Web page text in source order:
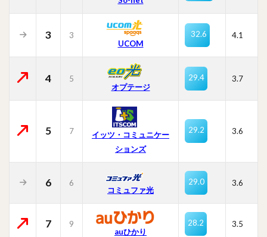
3
3
UCOM
32.6 4.1
4
5
オプテージ
29.4 3.7
5 7
イッツ・コミュニケー
ションズ
29.2 3.6
6 6
コミュファ光
29.0 3.6
7
9
auひかり
28.2 3.5